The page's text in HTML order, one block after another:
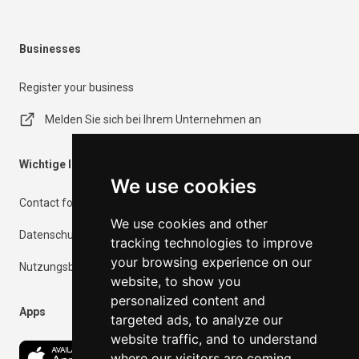
We use cookies
We use cookies and other
tracking technologies to improve
your browsing experience on our
website, to show you
personalized content and
targeted ads, to analyze our
website traffic, and to understand
Businesses
Register your business
Melden Sie sich bei Ihrem Unternehmen an
Wichtige Informationen
Contact form
Datenschutzrichtlinie
Nutzungsbedingungen
Apps